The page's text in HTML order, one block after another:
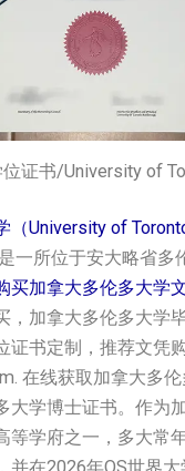
证书/University of
（University of
一所位于安大略省多
买加拿大多伦多大学
，加拿大多伦多大学
证书定制，推荐文凭
在线获取加拿大多
大学博士证书。作为
等学府之一，多大常